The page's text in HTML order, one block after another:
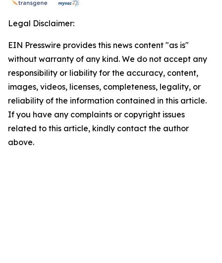
Legal Disclaimer:
EIN Presswire provides this news content "as is"
without warranty of any kind. We do not accept any
responsibility or liability for the accuracy, content,
images, videos, licenses, completeness, legality, or
reliability of the information contained in this article.
If you have any complaints or copyright issues
related to this article, kindly contact the author
above.